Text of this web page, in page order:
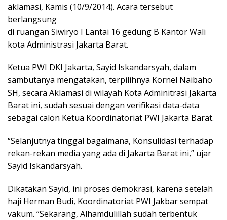
aklamasi, Kamis (10/9/2014). Acara tersebut
berlangsung
di ruangan Siwiryo I Lantai 16 gedung B Kantor Wali
kota Administrasi Jakarta Barat.
Ketua PWI DKI Jakarta, Sayid Iskandarsyah, dalam
sambutanya mengatakan, terpilihnya Kornel Naibaho
SH, secara Aklamasi di wilayah Kota Adminitrasi Jakarta
Barat ini, sudah sesuai dengan verifikasi data-data
sebagai calon Ketua Koordinatoriat PWI Jakarta Barat.
“Selanjutnya tinggal bagaimana, Konsulidasi terhadap
rekan-rekan media yang ada di Jakarta Barat ini,” ujar
Sayid Iskandarsyah.
Dikatakan Sayid, ini proses demokrasi, karena setelah
haji Herman Budi, Koordinatoriat PWI Jakbar sempat
vakum. “Sekarang, Alhamdulillah sudah terbentuk